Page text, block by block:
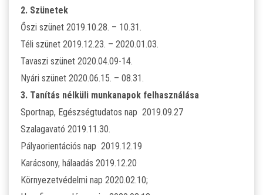
2. Szünetek
Őszi szünet 2019.10.28. – 10.31.
Téli szünet 2019.12.23. – 2020.01.03.
Tavaszi szünet 2020.04.09-14.
Nyári szünet 2020.06.15. – 08.31.
3. Tanítás nélküli munkanapok felhasználása
Sportnap, Egészségtudatos nap 2019.09.27
Szalagavató 2019.11.30.
Pályaorientációs nap 2019.12.19
Karácsony, hálaadás 2019.12.20
Környezetvédelmi nap 2020.02.10;